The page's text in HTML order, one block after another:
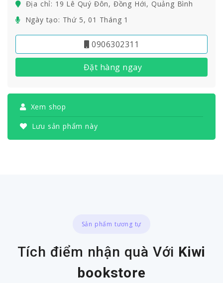
Địa chỉ: 19 Lê Quý Đôn, Đồng Hới, Quảng Bình
Ngày tạo: Thứ 5, 01 Tháng 1
0906302311
Đặt hàng ngay
Xem shop
Lưu sản phẩm này
Sản phẩm tương tự
Tích điểm nhận quà Với Kiwi
bookstore